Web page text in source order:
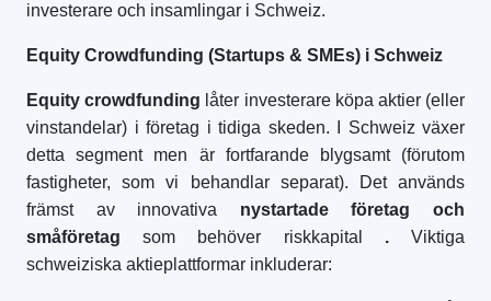
investerare och insamlingar i Schweiz.
Equity Crowdfunding (Startups & SMEs) i Schweiz
Equity crowdfunding låter investerare köpa aktier (eller
vinstandelar) i företag i tidiga skeden. I Schweiz växer
detta segment men är fortfarande blygsamt (förutom
fastigheter, som vi behandlar separat). Det används
främst av innovativa nystartade företag och
småföretag som behöver riskkapital .Viktiga
schweiziska aktieplattformar inkluderar: